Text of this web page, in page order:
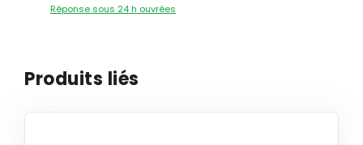
Réponse sous 24 h ouvrées
Produits liés